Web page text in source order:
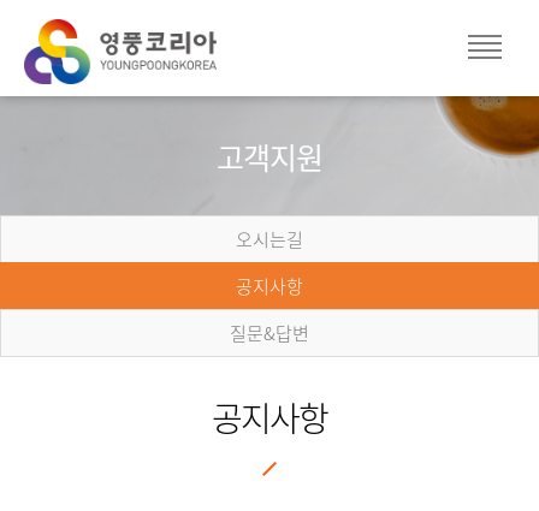
고객지원
오시는길
공지사항
질문&답변
공지사항